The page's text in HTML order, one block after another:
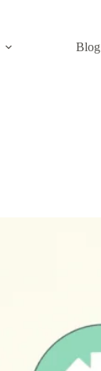
Blog